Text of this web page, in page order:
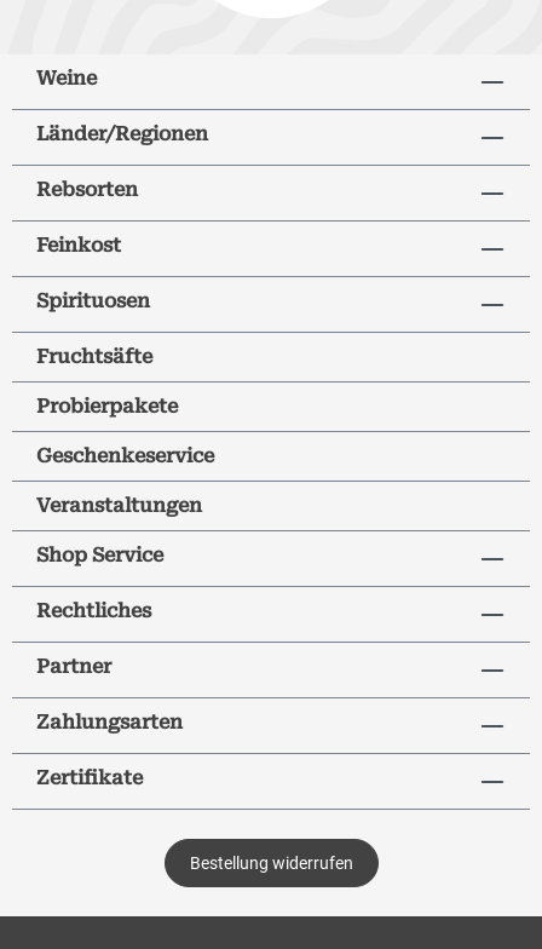
Weine
Länder/Regionen
Rebsorten
Feinkost
Spirituosen
Fruchtsäfte
Probierpakete
Geschenkeservice
Veranstaltungen
Shop Service
Rechtliches
Partner
Zahlungsarten
Zertifikate
Bestellung widerrufen